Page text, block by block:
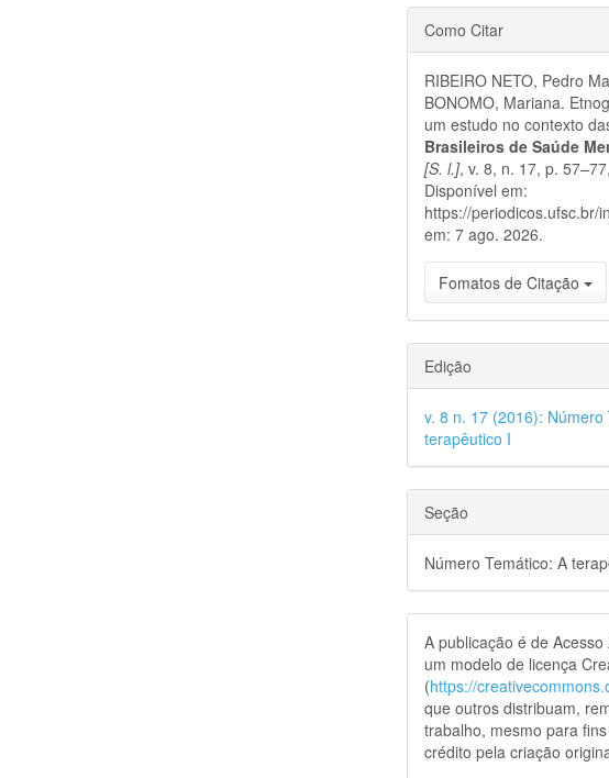
Detalhes
do
artigo
Como Citar
RIBEIRO NETO, Pedro
BONOMO, Mariana.
um estudo no contexto
Brasileiros de Saúde
[S. l.], v. 8, n. 17, p.
Disponível em:
https://periodicos.ufsc.br/
em: 7 ago. 2026.
Fomatos de Citação
Edição
v. 8 n. 17 (2016):
terapêutico I
Seção
Número Temático: A
A publicação é de
um modelo de licença
(https://
que outros distribuam,
trabalho, mesmo para
crédito pela criação